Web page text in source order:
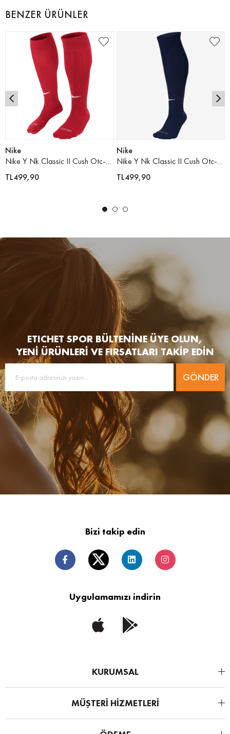
BENZER ÜRÜNLER
Nike
Nike Y Nk Classic II Cush Otc-Team Çorap
TL499,90
Nike
Nike Y Nk Classic II Cush Otc-Team Çorap
TL499,90
ETICHET SPOR BÜLTENİNE ÜYE OLUN,
YENİ ÜRÜNLERİ VE FIRSATLARI TAKİP EDİN
GÖNDER
Bizi takip edin
Uygulamamızı indirin
KURUMSAL
MÜŞTERİ HİZMETLERİ